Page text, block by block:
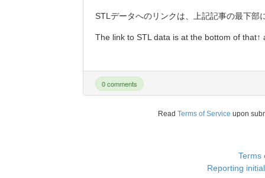
STLデータへのリンクは、上記記事の最下部
The link to STL data is at the bottom of that↑
0 comments
Read Terms of Service upon
Terms
Reporting